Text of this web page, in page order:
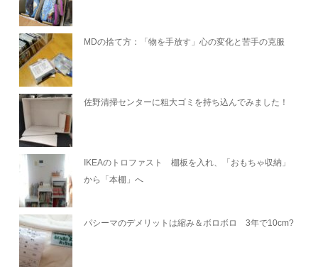
MDの捨て方：「物を手放す」心の変化と苦手の克服
佐野清掃センターに粗大ゴミを持ち込んでみました！
IKEAのトロファスト 棚板を入れ、「おもちゃ収納」
から「本棚」へ
パシーマのデメリットは縮み＆ボロボロ 3年で10cm?